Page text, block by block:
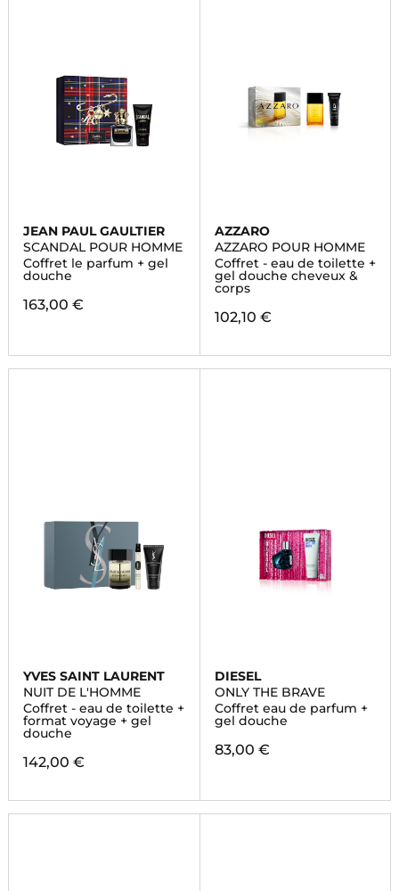
JEAN PAUL GAULTIER
SCANDAL POUR HOMME
Coffret le parfum + gel
douche
163,00 €
AZZARO
AZZARO POUR HOMME
Coffret - eau de toilette +
gel douche cheveux &
corps
102,10 €
YVES SAINT LAURENT
NUIT DE L'HOMME
Coffret - eau de toilette +
format voyage + gel
douche
142,00 €
DIESEL
ONLY THE BRAVE
Coffret eau de parfum +
gel douche
83,00 €